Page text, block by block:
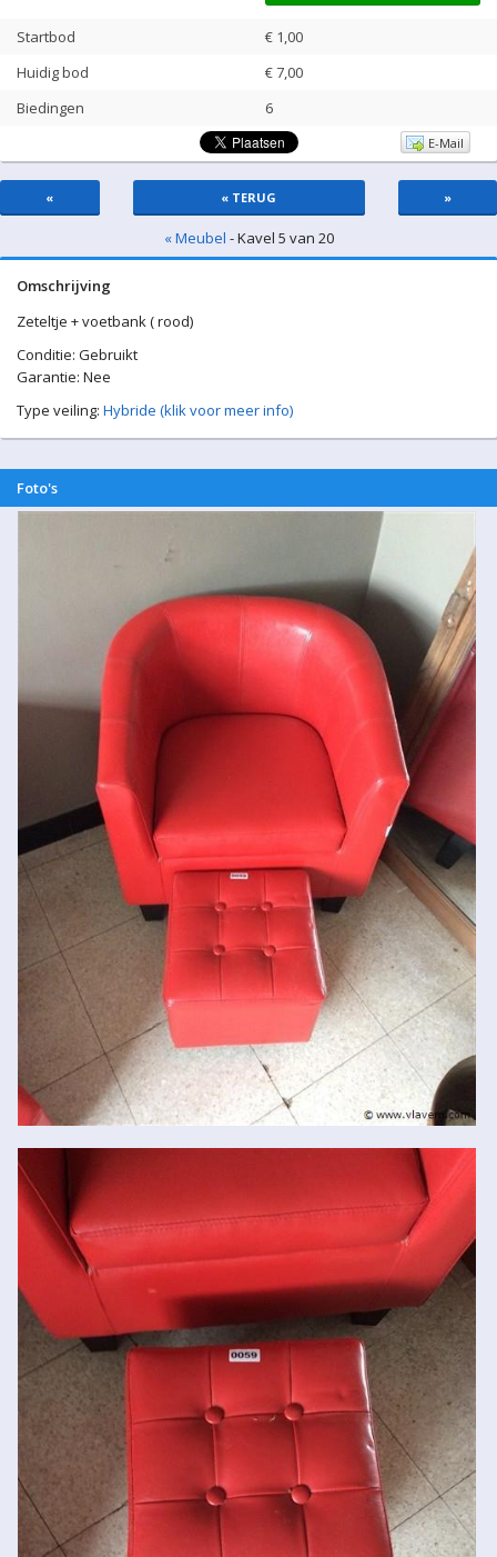
Startbod
€ 1,00
Huidig bod
€7,00
Biedingen
6
E-Mail
« « TERUG »
« Meubel - Kavel 5 van 20
Omschrijving
Zeteltje + voetbank ( rood)
Conditie: Gebruikt
Garantie: Nee
Type veiling: Hybride (klik voor meer info)
Foto's